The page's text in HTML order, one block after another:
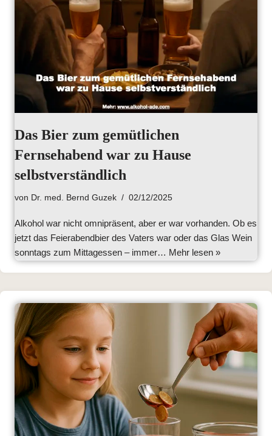
Das Bier zum gemütlichen
Fernsehabend war zu Hause
selbstverständlich
von Dr. med. Bernd Guzek 02/12/2025
Alkohol war nicht omnipräsent, aber er war vorhanden. Ob es
jetzt das Feierabendbier des Vaters war oder das Glas Wein
sonntags zum Mittagessen – immer… Mehr lesen »